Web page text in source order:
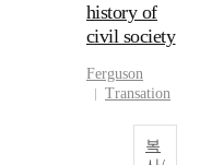
history of
civil society
Ferguson
Transation
복